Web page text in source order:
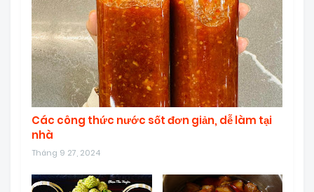
Các công thức nước sốt đơn giản, dễ làm tại
nhà
Tháng 9 27, 2024